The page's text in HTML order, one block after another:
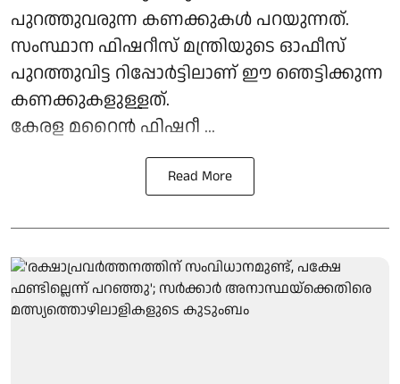
പുറത്തുവരുന്ന കണക്കുകൾ പറയുന്നത്.
സംസ്ഥാന ഫിഷറീസ് മന്ത്രിയുടെ ഓഫീസ്
പുറത്തുവിട്ട റിപ്പോർട്ടിലാണ് ഈ ഞെട്ടിക്കുന്ന
കണക്കുകളുള്ളത്.
കേരള മറൈൻ ഫിഷറീ ...
Read More